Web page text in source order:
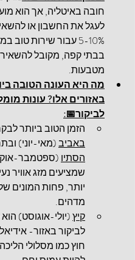
חובה באיטליה, אך הוא
לעגל את החשבון או
5-10% עבור שירות
בבתי קפה, מקובל
מטבעות.
מה היא העונה הטובה
באזורים אלו? עונות
לביקור📅
:
הזמן הטוב ביותר
באביב (מאי-יוני)
הסתיו (ספטמבר-
שמציעים מזג אוויר
יותר, פחות המונים של
מדהים.
קיץ (יולי-אוגוסט)
לביקור באזור-
חוץ כמו מסלולי